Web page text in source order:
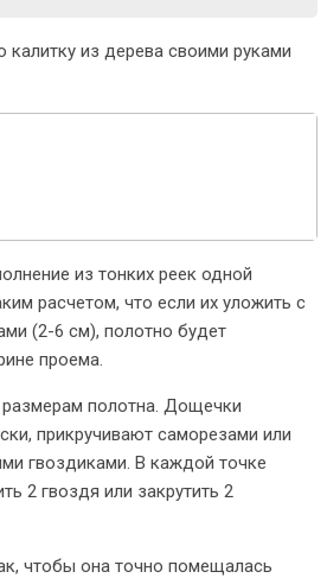
калитку из дерева своими руками
из тонких реек одной
расчетом, что если их уложить с
(2-6 см), полотно будет
проема.
полотна. Дощечки
прикручивают саморезами или
гвоздиками. В каждой точке
2 гвоздя или закрутить 2
чтобы она точно помещалась